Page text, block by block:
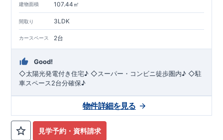
建物面積 107.44㎡
間取り 3LDK
カースペース 2台
Good!
◇太陽光発電付き住宅♪ ◇スーパー・コンビニ徒歩圏内♪ ◇駐
車スペース2台分確保♪
見学予約・資料請求
物件詳細を見る